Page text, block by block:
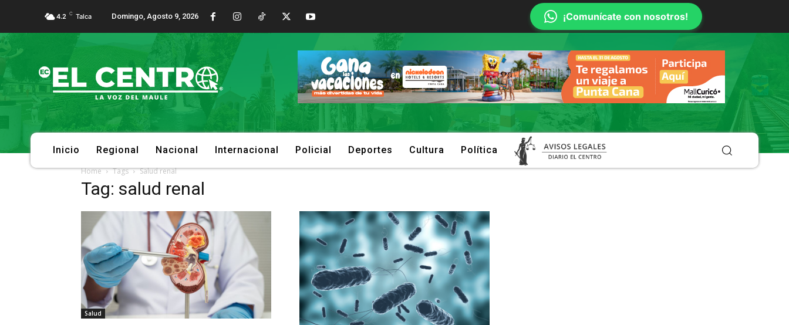
4.2 C Talca Domingo, Agosto 9, 2026 ¡Comunícate con nosotros!
Inicio Regional Nacional Internacional Policial Deportes Cultura Política
Home Tags Salud renal
Tag: salud renal
Salud